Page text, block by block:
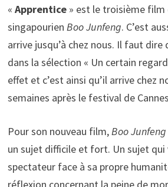
« Apprentice» est le troisième film
singapourien Boo Junfeng. C’est
arrive jusqu’à chez nous. Il faut
dans la sélection « Un certain
effet et c’est ainsi qu’il arrive chez
semaines après le festival de
Pour son nouveau film,Boo Junfeng
un sujet difficile et fort. Un sujet
spectateur face à sa propre